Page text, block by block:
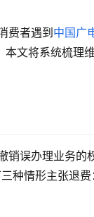
费者遇到 中国广
本文将系统梳理
销误办理业务的
种情形主张退费